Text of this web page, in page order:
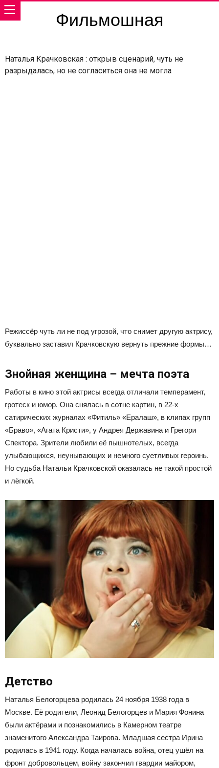
Фильмошная
Наталья Крачковская : открыв сценарий, чуть не
разрыдалась, но не согласиться она не могла
Режиссёр чуть ли не под угрозой, что снимет другую актрису,
буквально заставил Крачковскую вернуть прежние формы…
Знойная женщина – мечта поэта
Работы в кино этой актрисы всегда отличали темперамент,
гротеск и юмор. Она снялась в сотне картин, в 22-х
сатирических журналах «Фитиль» «Ералаш», в клипах групп
«Браво», «Агата Кристи», у Андрея Державина и Грегори
Спектора. Зрители любили её пышнотелых, всегда
улыбающихся, неунывающих и немного суетливых героинь.
Но судьба Натальи Крачковской оказалась не такой простой
и лёгкой.
Детство
Наталья Белогорцева родилась 24 ноября 1938 года в
Москве. Её родители, Леонид Белогорцев и Мария Фонина
были актёрами и познакомились в Камерном театре
знаменитого Александра Таирова. Младшая сестра Ирина
родилась в 1941 году. Когда началась война, отец ушёл на
фронт добровольцем, войну закончил гвардии майором,